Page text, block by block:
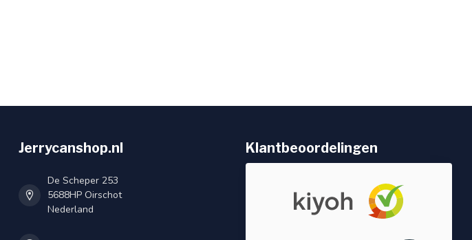
Jerrycanshop.nl
De Scheper 253
5688HP Oirschot
Nederland
Klantbeoordelingen